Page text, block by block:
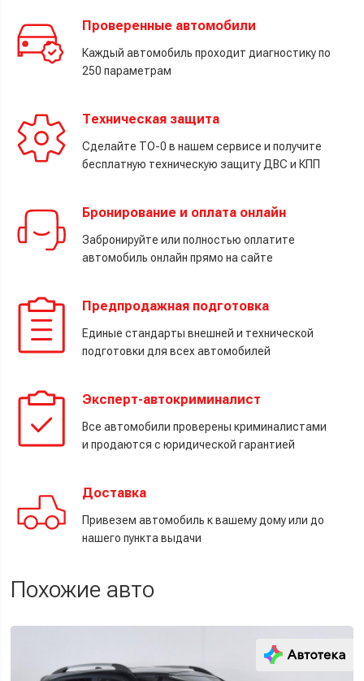
Проверенные автомобили
Каждый автомобиль проходит диагностику по
250 параметрам
Техническая защита
Сделайте ТО-0 в нашем сервисе и получите
бесплатную техническую защиту ДВС и КПП
Бронирование и оплата онлайн
Забронируйте или полностью оплатите
автомобиль онлайн прямо на сайте
Предпродажная подготовка
Единые стандарты внешней и технической
подготовки для всех автомобилей
Эксперт-автокриминалист
Все автомобили проверены криминалистами
и продаются с юридической гарантией
Доставка
Привезем автомобиль к вашему дому или до
нашего пункта выдачи
Похожие авто